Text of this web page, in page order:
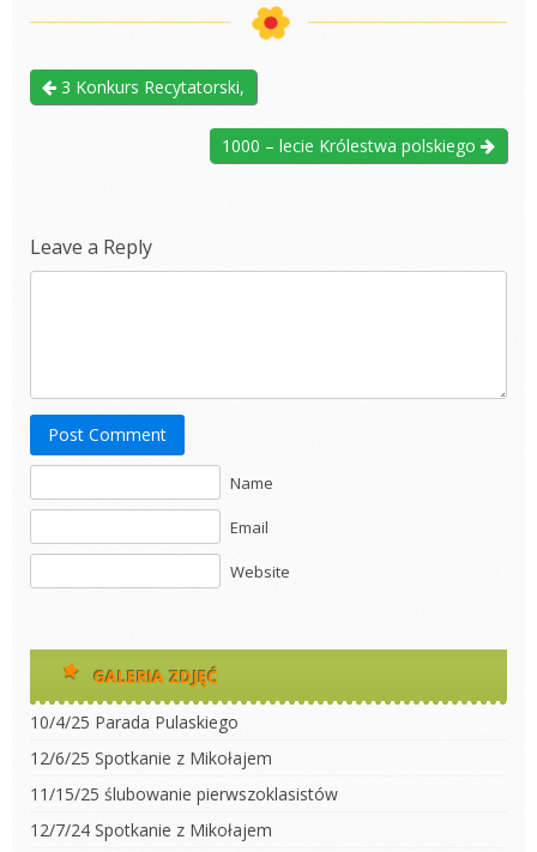
3 Konkurs Recytatorski,
1000 – lecie Królestwa polskiego
Leave a Reply
Post Comment
Name
Email
Website
GALERIA ZDJĘĆ
10/4/25 Parada Pulaskiego
12/6/25 Spotkanie z Mikołajem
11/15/25 ślubowanie pierwszoklasistów
12/7/24 Spotkanie z Mikołajem